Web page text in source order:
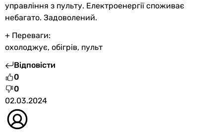
управління з пульту. Електроенергії споживає
небагато. Задоволений.
+ Переваги:
охолоджує, обігрів, пульт
Відповісти
0
0
02.03.2024